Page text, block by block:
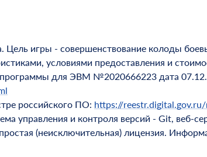
Цель игры - совершенствование колоды
условиями предоставления и
программы для ЭВМ №2020666223 дата
российского ПО: https://
управления и контроля версий - Git, веб-
(неисключительная) лицензия.